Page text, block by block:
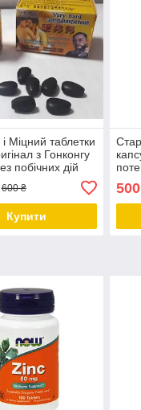
Міцний таблетки
з Гонконгу
побічних дій
600 ₴
Купити
500